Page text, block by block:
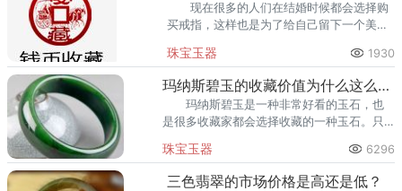
现在很多的人们在结婚时候都会选择购
买戒指，这样也是为了给自己留下一个美好
漫的事情。
珠宝玉器 1930
玛纳斯碧玉的收藏价值为什么这么高，其实原因很简单
玛纳斯碧玉是一种非常好看的玉石，也
是很多收藏家都会选择收藏的一种玉石。只
少，所以朝廷下令禁止百姓开采。
珠宝玉器 6296
三色翡翠的市场价格是高还是低？